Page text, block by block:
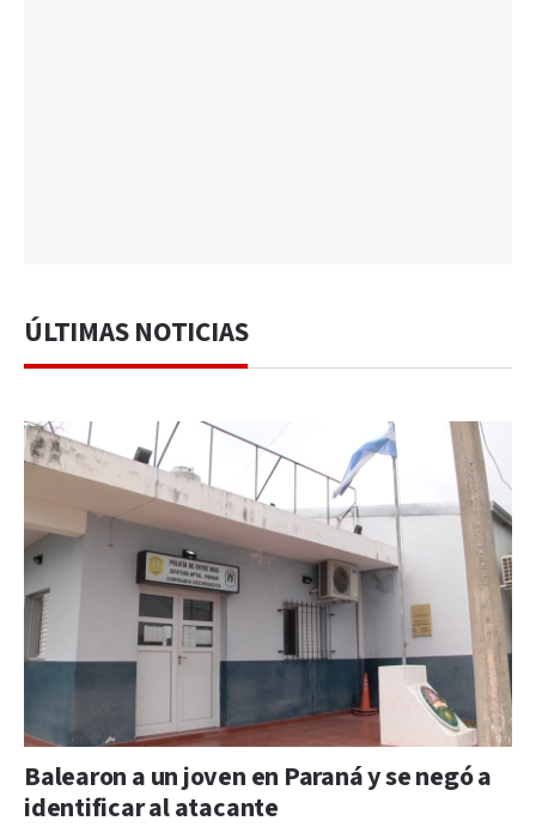
ÚLTIMAS NOTICIAS
Balearon a un joven en Paraná y se negó a
identificar al atacante